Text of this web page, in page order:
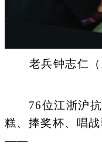
老兵钟志仁（
76位江浙沪抗
糕、捧奖杯、唱
——